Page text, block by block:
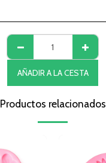
AÑADIR A LA CESTA
Productos relacionados